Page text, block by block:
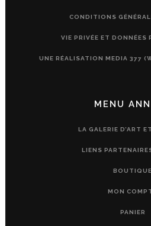
CONDITIONS
VIE PRIVÉE ET DONNÉES
UNE RÉALISATION MEDIA 377
MENU
LA GALERIE D’ART
LIENS
BOUTIQUE
MON
PANIER